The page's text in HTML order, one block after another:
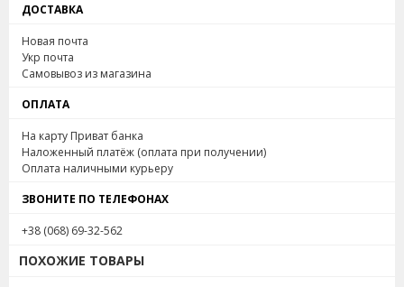
ДОСТАВКА
Новая почта
Укр почта
Самовывоз из магазина
ОПЛАТА
На карту Приват банка
Наложенный платёж (оплата при получении)
Оплата наличными курьеру
ЗВОНИТЕ ПО ТЕЛЕФОНАХ
+38 (068) 69-32-562
ПОХОЖИЕ ТОВАРЫ
выработку меланина в коже.
Экстракт пшеницы
кожей, питает, обеспечивает лифтинг. Омолаживает,
регенерирует, используется в средствах для зрелой
Экстракт мяты
Успокаивает, укрепляет капиляры.